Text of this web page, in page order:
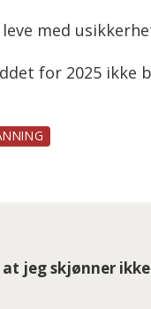
med
for 2025 ikke
jeg skjønner